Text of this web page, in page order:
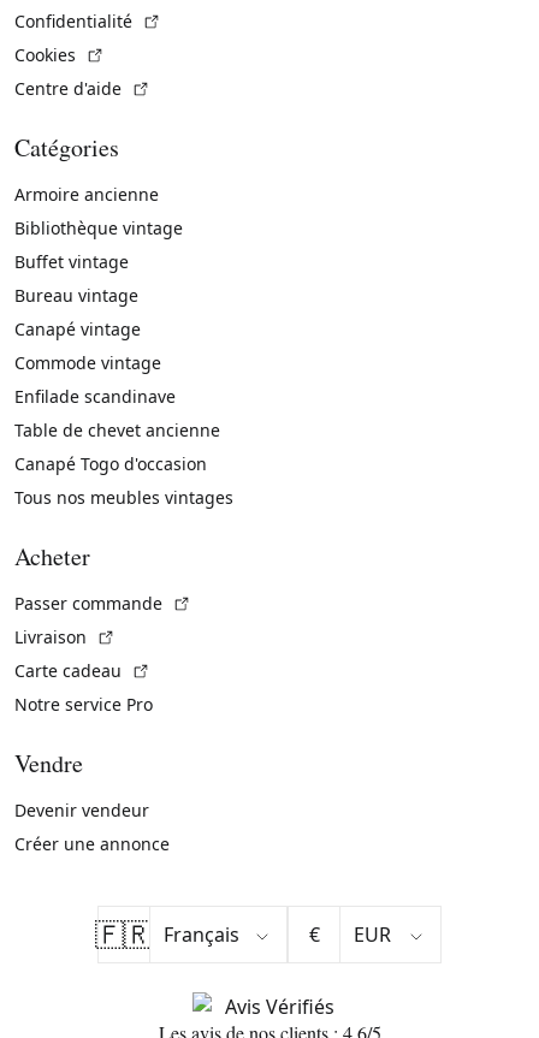
Confidentialité
Cookies
Centre d'aide
Catégories
Armoire ancienne
Bibliothèque vintage
Buffet vintage
Bureau vintage
Canapé vintage
Commode vintage
Enfilade scandinave
Table de chevet ancienne
Canapé Togo d'occasion
Tous nos meubles vintages
Acheter
Passer commande
Livraison
Carte cadeau
Notre service Pro
Vendre
Devenir vendeur
Créer une annonce
🇫🇷 €
Les avis de nos clients : 4.6/5